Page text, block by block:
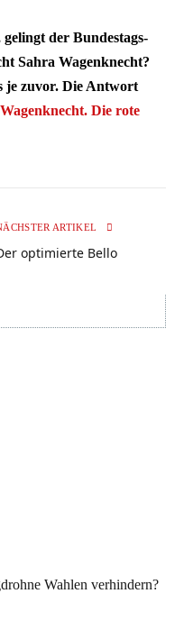
der Bundestags-
Sahra Wagenknecht?
je zuvor. Die Antwort
Die rote
ARTIKEL
optimierte Bello
Wahlen verhindern?